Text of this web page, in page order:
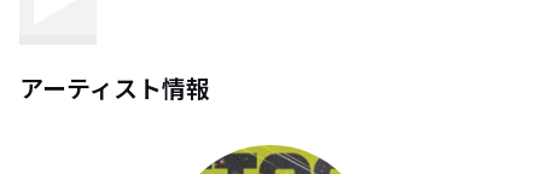
アーティスト情報